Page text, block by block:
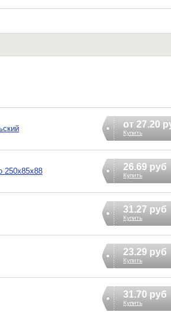
от 27.20
Купить
250х85х88 26.69 руб
Купить
31.27 руб
Купить
23.29 руб
Купить
31.70 руб
Купить